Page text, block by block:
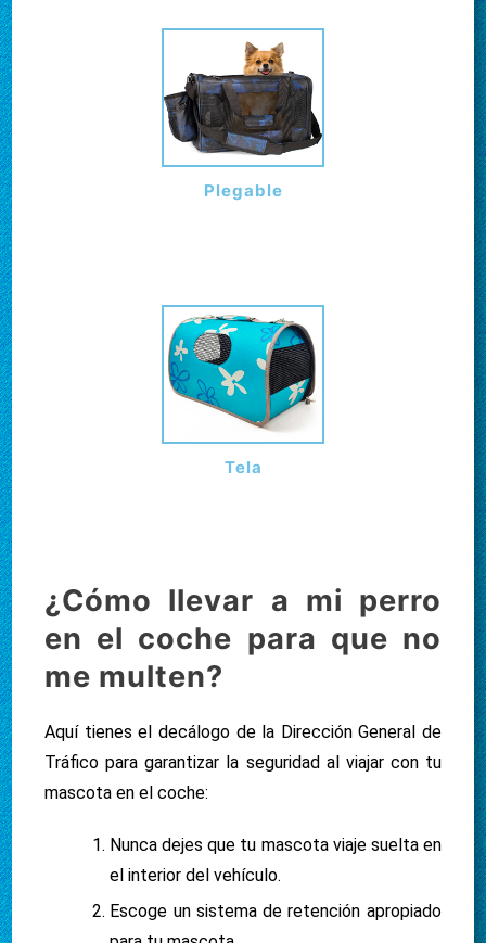
Plegable
Tela
¿Cómo llevar a mi perro
en el coche para que no
me multen?
Aquí tienes el decálogo de la Dirección General de
Tráfico para garantizar la seguridad al viajar con tu
mascota en el coche:
Nunca dejes que tu mascota viaje suelta en
el interior del vehículo.
Escoge un sistema de retención apropiado